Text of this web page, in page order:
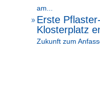
am...
9 Erste
Klosterplatz
Zukunft zum